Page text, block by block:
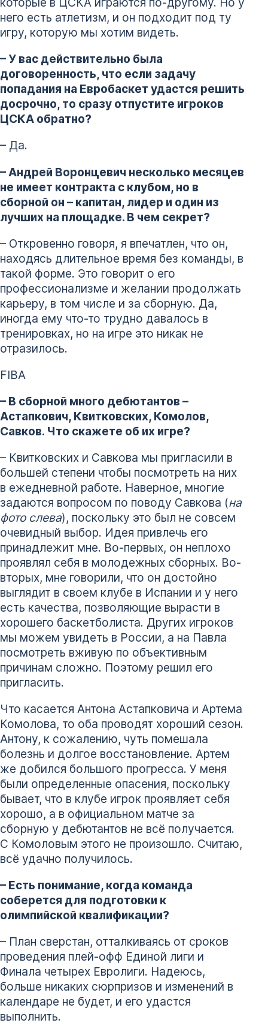
него есть атлетизм, и он подходит под ту
игру, которую мы хотим видеть.
– У вас действительно была
договоренность, что если задачу
попадания на Евробаскет удастся решить
досрочно, то сразу отпустите игроков
ЦСКА обратно?
– Да.
– Андрей Воронцевич несколько месяцев
не имеет контракта с клубом, но в
сборной он – капитан, лидер и один из
лучших на площадке. В чем секрет?
– Откровенно говоря, я впечатлен, что он,
находясь длительное время без команды, в
такой форме. Это говорит о его
профессионализме и желании продолжать
карьеру, в том числе и за сборную. Да,
иногда ему что-то трудно давалось в
тренировках, но на игре это никак не
отразилось.
FIBA
– В сборной много дебютантов –
Астапкович, Квитковских, Комолов,
Савков. Что скажете об их игре?
– Квитковских и Савкова мы пригласили в
большей степени чтобы посмотреть на них
в ежедневной работе. Наверное, многие
задаются вопросом по поводу Савкова (на
фото слева), поскольку это был не совсем
очевидный выбор. Идея привлечь его
принадлежит мне. Во-первых, он неплохо
проявлял себя в молодежных сборных. Во-
вторых, мне говорили, что он достойно
выглядит в своем клубе в Испании и у него
есть качества, позволяющие вырасти в
хорошего баскетболиста. Других игроков
мы можем увидеть в России, а на Павла
посмотреть вживую по объективным
причинам сложно. Поэтому решил его
пригласить.
Что касается Антона Астапковича и Артема
Комолова, то оба проводят хороший сезон.
Антону, к сожалению, чуть помешала
болезнь и долгое восстановление. Артем
же добился большого прогресса. У меня
были определенные опасения, поскольку
бывает, что в клубе игрок проявляет себя
хорошо, а в официальном матче за
сборную у дебютантов не всё получается.
С Комоловым этого не произошло. Считаю,
всё удачно получилось.
– Есть понимание, когда команда
соберется для подготовки к
олимпийской квалификации?
– План сверстан, отталкиваясь от сроков
проведения плей-офф Единой лиги и
Финала четырех Евролиги. Надеюсь,
больше никаких сюрпризов и изменений в
календаре не будет, и его удастся
выполнить.